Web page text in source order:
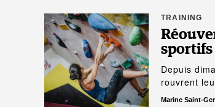
TRAINING
sportifs
Depuis
rouvrent
Marine Saint-